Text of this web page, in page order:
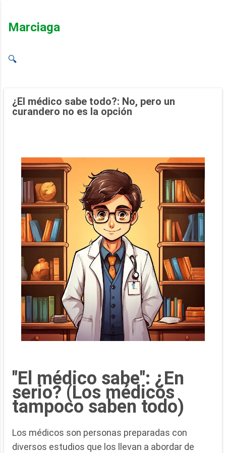
Marciaga
🔍
¿El médico sabe todo?: No, pero un
curandero no es la opción
"El médico sabe": ¿En
serio? (Los médicos
tampoco saben todo)
Los médicos son personas preparadas con
diversos estudios que los llevan a abordar de